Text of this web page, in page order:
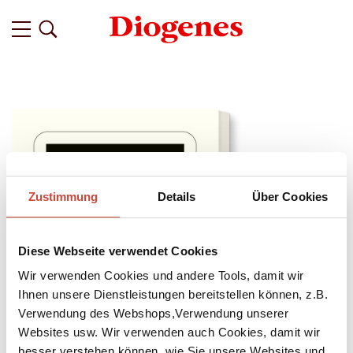
Zustimmung Details Über Cookies
Diese Webseite verwendet Cookies
Wir verwenden Cookies und andere Tools, damit wir
Ihnen unsere Dienstleistungen bereitstellen können, z.B.
Verwendung des Webshops,Verwendung unserer
Websites usw. Wir verwenden auch Cookies, damit wir